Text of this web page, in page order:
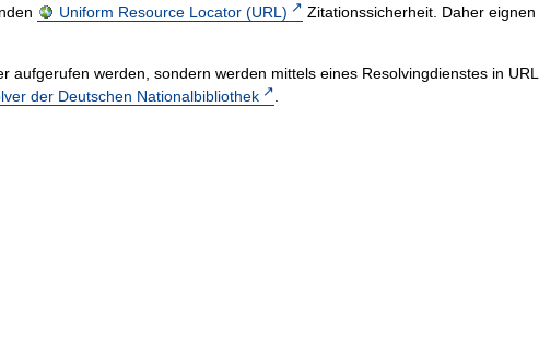
Uniform Resource Locator (URL)
Zitationssicherheit. Daher
aufgerufen werden, sondern werden mittels eines Resolvingdienstes in
der Deutschen Nationalbibliothek .